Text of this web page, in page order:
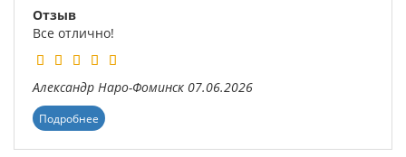
Отзыв
Все отлично!
Александр Наро-Фоминск 07.06.2026
Подробнее